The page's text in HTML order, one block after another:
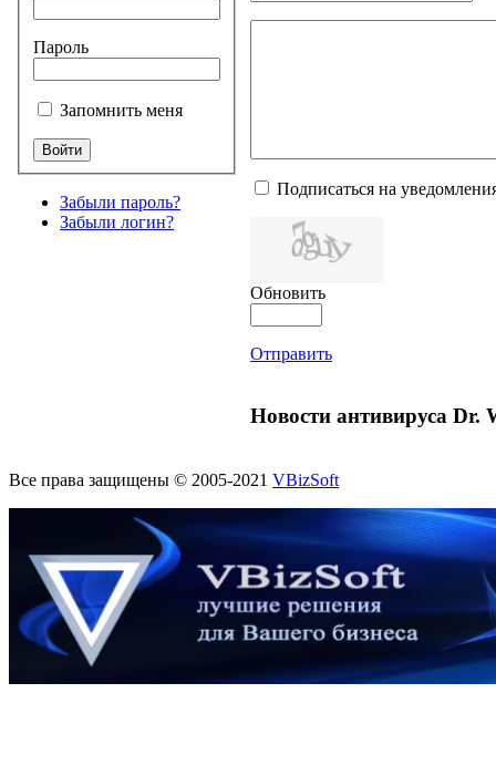
Пароль
Запомнить меня
Забыли пароль?
Забыли логин?
Подписаться на
Обновить
Отправить
Новости антивируса Dr.
Все права защищены © 2005-2021 VBizSoft